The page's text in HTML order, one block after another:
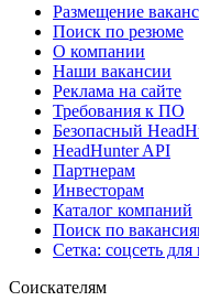
Размещение
Поиск по резюме
О компании
Наши вакансии
Реклама на сайте
Требования к ПО
Безопасный
HeadHunter API
Партнерам
Инвесторам
Каталог компаний
Поиск по
Сетка: соцсеть для
Соискателям